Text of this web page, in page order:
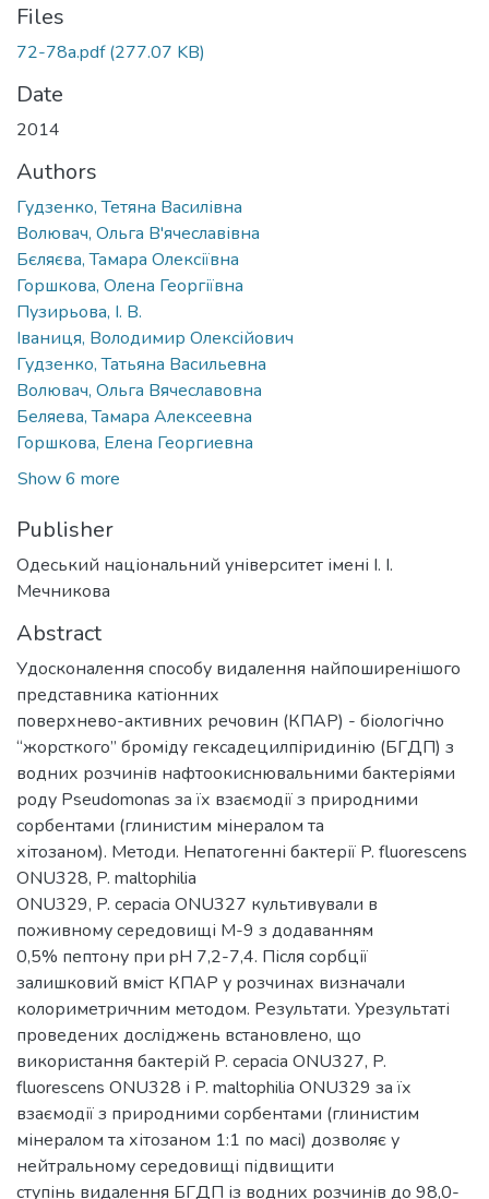
Files
72-78a.pdf(277.07 KB)
Date
2014
Authors
Гудзенко, Тетяна Василівна
Волювач, Ольга В'ячеславівна
Бєляєва, Тамара Олексіївна
Горшкова, Олена Георгіївна
Пузирьова, І. В.
Іваниця, Володимир Олексійович
Гудзенко, Татьяна Васильевна
Волювач, Ольга Вячеславовна
Беляева, Тамара Алексеевна
Горшкова, Елена Георгиевна
Show 6 more
Publisher
Одеський національний університет імені І. І.
Мечникова
Abstract
Удосконалення способу видалення найпоширенішого
представника катіонних
поверхнево-активних речовин (КПАР) - біологічно
“жорсткого” броміду гексадецилпіридинію (БГДП) з
водних розчинів нафтоокиснювальними бактеріями
роду Pseudomonas за їх взаємодії з природними
сорбентами (глинистим мінералом та
хітозаном). Методи. Непатогенні бактерії P. fluorescens
ONU328, P. maltophilia
ONU329, P. cepacia ONU327 культивували в
поживному середовищі М-9 з додаванням
0,5% пептону при pH 7,2-7,4. Після сорбції
залишковий вміст КПАР у розчинах визначали
колориметричним методом. Результати. Урезультаті
проведених досліджень встановлено, що
використання бактерій P. cepacia ONU327, P.
fluorescens ONU328 і P. maltophilia ONU329 за їх
взаємодії з природними сорбентами (глинистим
мінералом та хітозаном 1:1 по масі) дозволяє у
нейтральному середовищі підвищити
ступінь видалення БГДП із водних розчинів до 98,0-